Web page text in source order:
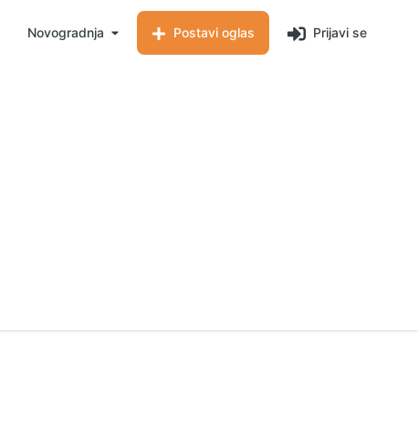
Novogradnja Postavi oglas Prijavi se